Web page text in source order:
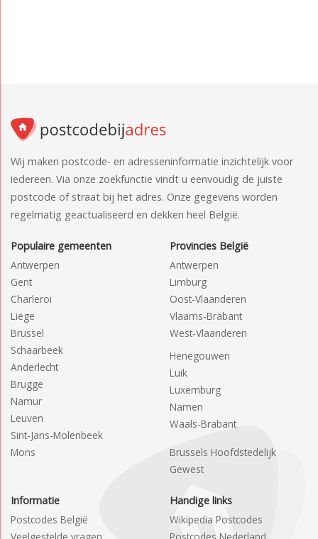
Wij maken postcode- en adresseninformatie inzichtelijk voor
iedereen. Via onze zoekfunctie vindt u eenvoudig de juiste
postcode of straat bij het adres. Onze gegevens worden
regelmatig geactualiseerd en dekken heel België.
Populaire gemeenten
Antwerpen
Gent
Charleroi
Liege
Brussel
Schaarbeek
Anderlecht
Brugge
Namur
Leuven
Sint-Jans-Molenbeek
Mons
Provincies België
Antwerpen
Limburg
Oost-Vlaanderen
Vlaams-Brabant
West-Vlaanderen
Henegouwen
Luik
Luxemburg
Namen
Waals-Brabant
Brussels Hoofdstedelijk
Gewest
Informatie
Postcodes België
Handige links
Wikipedia Postcodes